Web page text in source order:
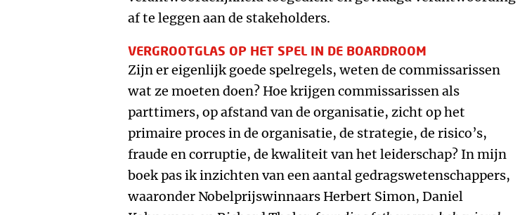
af te leggen aan de stakeholders.
VERGROOTGLAS OP HET SPEL IN DE BOARDROOM
Zijn er eigenlijk goede spelregels, weten de commissarissen
wat ze moeten doen? Hoe krijgen commissarissen als
parttimers, op afstand van de organisatie, zicht op het
primaire proces in de organisatie, de strategie, de risico’s,
fraude en corruptie, de kwaliteit van het leiderschap? In mijn
boek pas ik inzichten van een aantal gedragswetenschappers,
waaronder Nobelprijswinnaars Herbert Simon, Daniel